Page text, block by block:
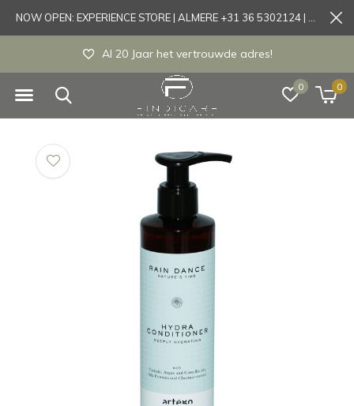
0 0
Al 20 Jaar het vertrouwde adres!